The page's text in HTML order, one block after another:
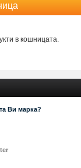
в кошницата.
Ви марка?